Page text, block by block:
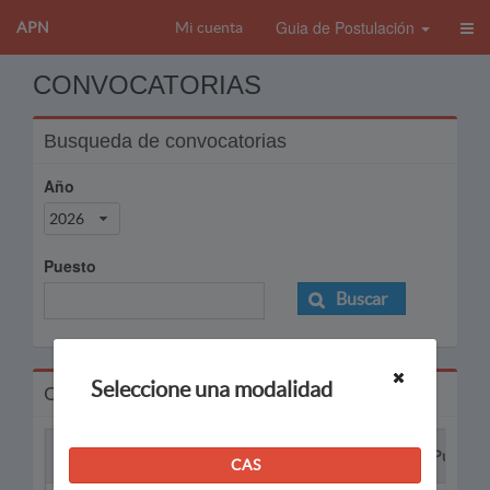
APN Mi cuenta Guia de Postulación
CONVOCATORIAS
Busqueda de convocatorias
Año
2026
Puesto
Buscar
Convocatorias
Puesto
Seleccione una modalidad
CAS